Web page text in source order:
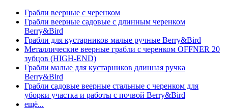
Грабли веерные с черенком
Грабли веерные садовые с длинным черенком
Berry&Bird
Грабли для кустарников малые ручные Berry&Bird
Металлические веерные грабли с черенком OFFNER 20
зубцов (HIGH-END)
Грабли малые для кустарников длинная ручка
Berry&Bird
Грабли садовые веерные стальные с черенком для
уборки участка и работы с почвой Berry&Bird
ещё...